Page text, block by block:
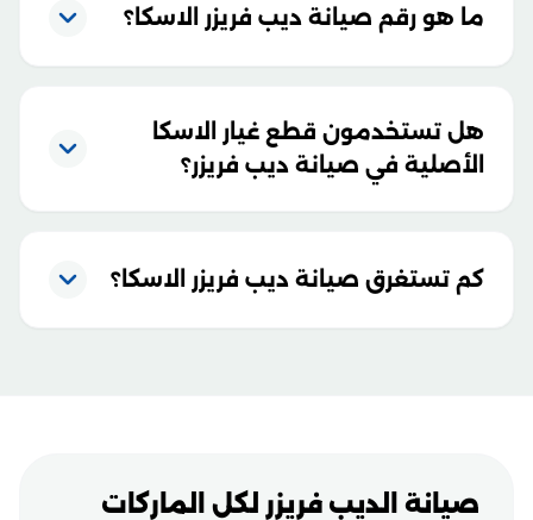
ما هو رقم صيانة ديب فريزر الاسكا؟
هل تستخدمون قطع غيار الاسكا
الأصلية في صيانة ديب فريزر؟
كم تستغرق صيانة ديب فريزر الاسكا؟
صيانة الديب فريزر لكل الماركات